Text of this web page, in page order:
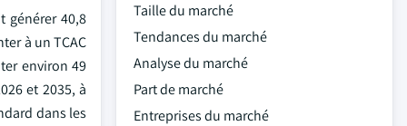
générer 40,8
à un TCAC
environ 49
et 2035, à
dans les
Taille du marché
Tendances du marché
Analyse du marché
Part de marché
Entreprises du marché